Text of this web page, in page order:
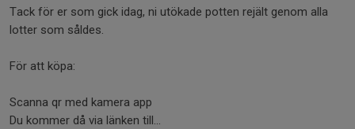
Tack för er som gick idag, ni utökade potten rejält genom alla
lotter som såldes.
För att köpa:
Scanna qr med kamera app
Du kommer då via länken till...